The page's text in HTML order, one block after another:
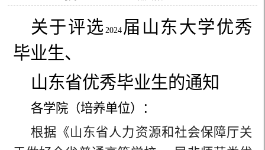
关于评选 2024届山东大学优秀
毕业生、
山东省优秀毕业生的通知
各学院（培养单位）：
根据《山东省人力资源和社会保障厅关